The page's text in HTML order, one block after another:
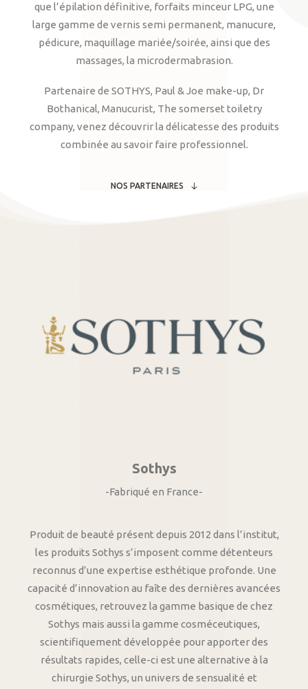
que l’épilation définitive, forfaits minceur LPG, une
large gamme de vernis semi permanent, manucure,
pédicure, maquillage mariée/soirée, ainsi que des
massages, la microdermabrasion.
Partenaire de SOTHYS, Paul & Joe make-up, Dr
Bothanical, Manucurist, The somerset toiletry
company, venez découvrir la délicatesse des produits
combinée au savoir faire professionnel.
NOS PARTENAIRES
Sothys
-Fabriqué en France-
Produit de beauté présent depuis 2012 dans l’institut,
les produits Sothys s’imposent comme détenteurs
reconnus d’une expertise esthétique profonde. Une
capacité d’innovation au faîte des dernières avancées
cosmétiques, retrouvez la gamme basique de chez
Sothys mais aussi la gamme cosméceutiques,
scientifiquement développée pour apporter des
résultats rapides, celle-ci est une alternative à la
chirurgie Sothys, un univers de sensualité et